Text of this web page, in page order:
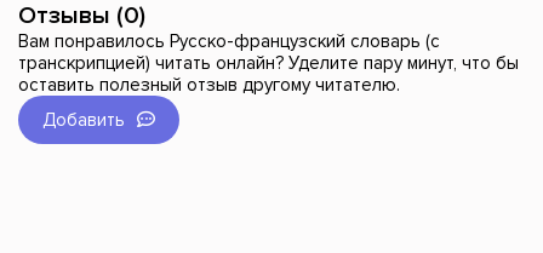
Отзывы (0)
Вам понравилось Русско-французский словарь (с
транскрипцией) читать онлайн? Уделите пару минут, что бы
оставить полезный отзыв другому читателю.
Добавить